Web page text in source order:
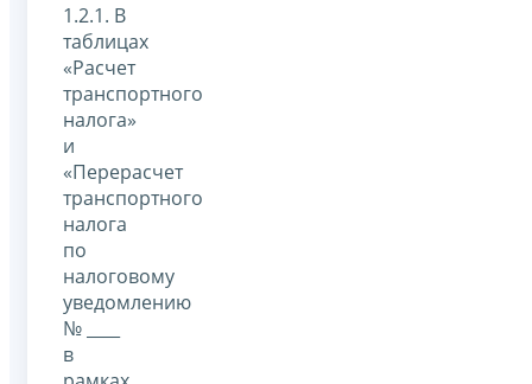
1.2.1. В
таблицах
«Расчет
транспортного
налога»
и
«Перерасчет
транспортного
налога
по
налоговому
уведомлению
№ ____
в